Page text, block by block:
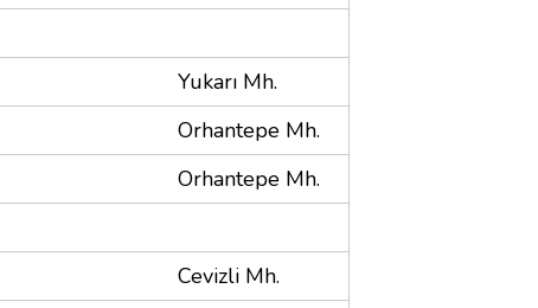
Yukarı Mh.
Orhantepe Mh.
Orhantepe Mh.
Cevizli Mh.